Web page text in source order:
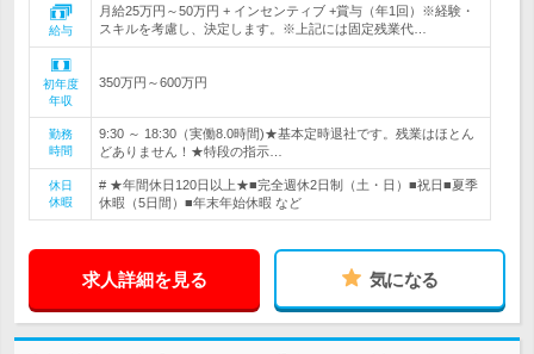
給与
月給25万円～50万円 + インセンティブ +賞与（年1回）※経験・
スキルを考慮し、決定します。※上記には固定残業代…
初年度
年収
350万円～600万円
勤務
時間
9:30 ～ 18:30（実働8.0時間)★基本定時退社です。残業はほとん
どありません！★特段の指示…
休日
休暇
# ★年間休日120日以上★■完全週休2日制（土・日）■祝日■夏季
休暇（5日間）■年末年始休暇 など
求人詳細を見る 気になる